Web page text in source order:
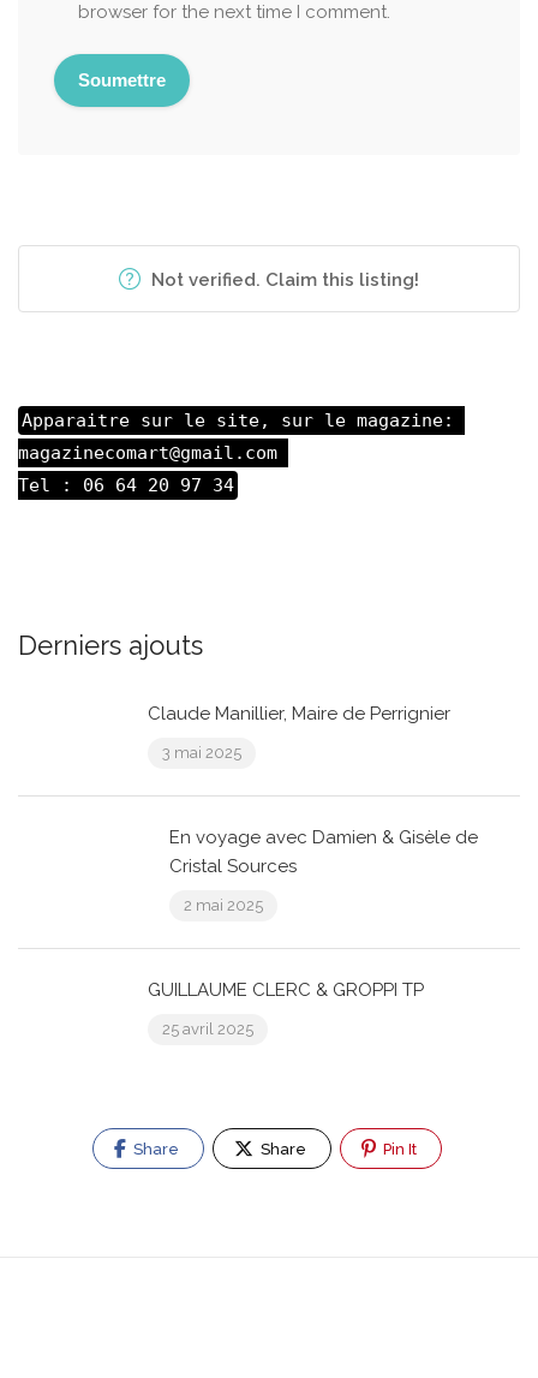
browser for the next time I comment.
Not verified. Claim this listing!
Apparaitre sur le site, sur le magazine:
magazinecomart@gmail.com
Tel : 06 64 20 97 34
Derniers ajouts
Claude Manillier, Maire de Perrignier
3 mai 2025
En voyage avec Damien & Gisèle de
Cristal Sources
2 mai 2025
GUILLAUME CLERC & GROPPI TP
25 avril 2025
Share Share Pin It